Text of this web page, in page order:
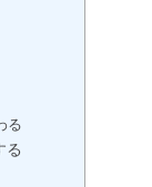
る
る